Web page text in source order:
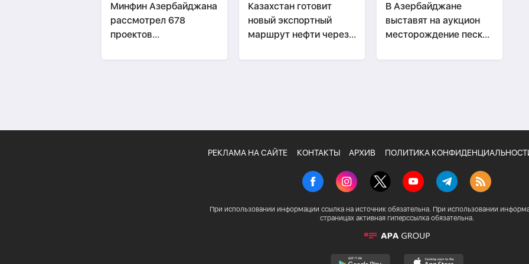
Минфин Азербайджана
рассмотрел 678
проектов
Казахстан готовит
новый экспортный
маршрут нефти через
В Азербайджане
выставят на аукцион
месторождение песка
РЕКЛАМА НА САЙТЕ КОНТАКТЫ АРХИВ ПОЛИТИКА
При использовании информации ссылка на источник обязательна. При использовании
страницах активная гиперссылка обязательна.